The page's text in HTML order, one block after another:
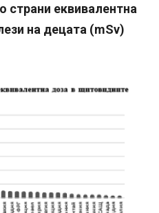
страни еквивалентна
на децата (mSv)